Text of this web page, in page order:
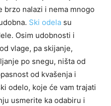
brzo nalazi i nema mnogo
Ski odela su
Osim udobnosti i
vlage, pa skijanje,
po snegu, ništa od
od kvašenja i
odelo, koje će vam trajati
usmerite ka odabiru i